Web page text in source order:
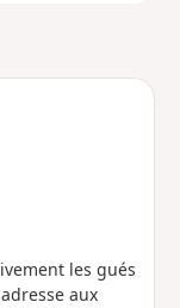
les gués
aux